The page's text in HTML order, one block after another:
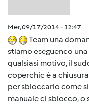
Mer, 09/17/2014 - 12:47
Team una
stiamo eseguendo
qualsiasi motivo, il
coperchio è a
per sbloccarlo come
manuale di sblocco, o